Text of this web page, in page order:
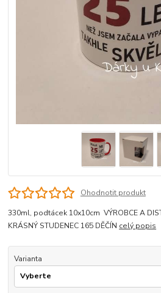
Ohodnotit produkt
330ml, podtácek 10x10cm VÝROBCE A
KRÁSNÝ STUDENEC 165 DĚČÍN celý popis
Varianta